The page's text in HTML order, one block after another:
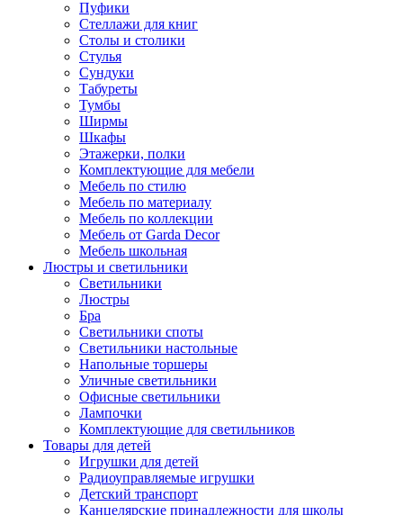
Пуфики
Стеллажи для книг
Столы и столики
Стулья
Сундуки
Табуреты
Тумбы
Ширмы
Шкафы
Этажерки, полки
Комплектующие для мебели
Мебель по стилю
Мебель по материалу
Мебель по коллекции
Мебель от Garda Decor
Мебель школьная
Люстры и светильники
Светильники
Люстры
Бра
Светильники споты
Светильники настольные
Напольные торшеры
Уличные светильники
Офисные светильники
Лампочки
Комплектующие для светильников
Товары для детей
Игрушки для детей
Радиоуправляемые игрушки
Детский транспорт
Канцелярские принадлежности для школы